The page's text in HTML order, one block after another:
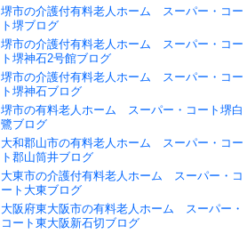
堺市の介護付有料老人ホーム スーパー・コー
ト堺ブログ
堺市の介護付有料老人ホーム スーパー・コー
ト堺神石2号館ブログ
堺市の介護付有料老人ホーム スーパー・コー
ト堺神石ブログ
堺市の有料老人ホーム スーパー・コート堺白
鷺ブログ
大和郡山市の有料老人ホーム スーパー・コー
ト郡山筒井ブログ
大東市の介護付有料老人ホーム スーパー・コ
ート大東ブログ
大阪府東大阪市の有料老人ホーム スーパー・
コート東大阪新石切ブログ